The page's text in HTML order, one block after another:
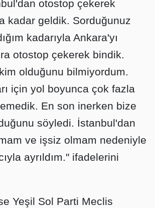
otostop çekerek
kadar geldik. Sorduğunuz
kadarıyla Ankara'yı
otostop çekerek bindik.
olduğunu bilmiyordum.
için yol boyunca çok fazla
En son inerken bize
söyledi. İstanbul'dan
ve işsiz olmam nedeniyle
ayrıldım." ifadelerini
Yeşil Sol Parti Meclis